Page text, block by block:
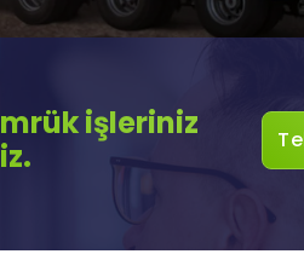
işleriniz